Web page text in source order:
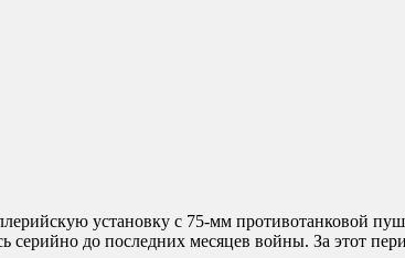
установку с 75-мм противотанковой
до последних месяцев войны. За этот